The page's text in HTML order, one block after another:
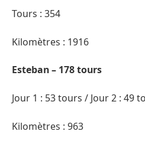
Tours : 354
Kilomètres : 1916
Esteban – 178 tours
Jour 1 : 53 tours / Jour 2 : 49
Kilomètres : 963